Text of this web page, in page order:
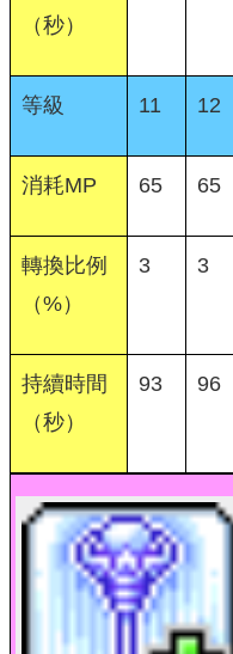
（秒）
等級 11 12
消耗MP 65 65
轉換比例
（%）
3 3
持續時間
（秒）
93 96